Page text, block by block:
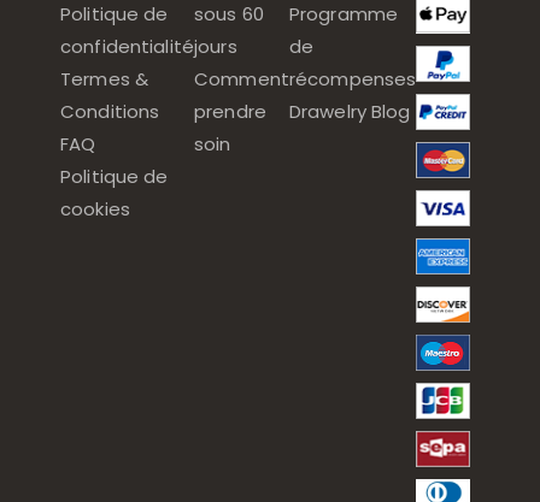
Politique de
confidentialité
Termes &
Conditions
FAQ
Politique de
cookies
sous 60
jours
Comment
prendre
soin
Programme
de
récompenses
Drawelry Blog